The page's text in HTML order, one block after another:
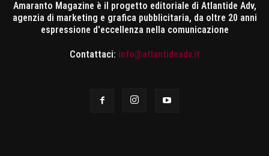
Amaranto Magazine è il progetto editoriale di Atlantide Adv,
agenzia di marketing e grafica pubblicitaria, da oltre 20 anni
espressione d'eccellenza nella comunicazione
Contattaci: info@atlantideadv.it